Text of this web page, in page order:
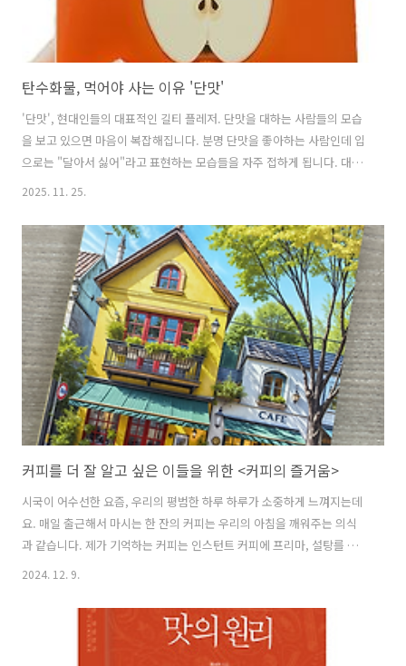
탄수화물, 먹어야 사는 이유 '단맛'
'단맛', 현대인들의 대표적인 길티 플레저. 단맛을 대하는 사람들의 모습
을 보고 있으면 마음이 복잡해집니다. 분명 단맛을 좋아하는 사람인데 입
으로는 "달아서 싫어"라고 표현하는 모습들을 자주 접하게 됩니다. 대체
'단맛'의 정체가 무엇이기에 좋아하면서도 싫다고 하는 존재가 되었는지
들어 내지 못하고 외부에서 유기물을 섭취하여 그것을 재료로 움직이는
데 필요한 에너지를 생산합니다. 먹지 못하면 죽기에 매우 절박한 문제입
니다. 우리가 3대 영양소라고 하는 탄수화물, 지방, 단백질 모두 에너지
원으로 사용할 수 있지만 우리 몸에서 가장 간편하게 효율적으로 에너지
를 만들어 낼 수 있는 재료는 탄수화물입니다. 탄수화물은 단당류, 이당
류, 다당류,..
2025. 11. 25.
커피를 더 잘 알고 싶은 이들을 위한 <커피의 즐거움>
시국이 어수선한 요즘, 우리의 평범한 하루 하루가 소중하게 느껴지는데
요. 매일 출근해서 마시는 한 잔의 커피는 우리의 아침을 깨워주는 의식
과 같습니다. 제가 기억하는 커피는 인스턴트 커피에 프리마, 설탕를 각
자 기호에 맞게 첨가하여 마시는 음료였습니다. 그러다가 대학을 졸업하
그러다가 2000년대를 전후하여 스타벅스가 등장하면서 대한민국의 커
피씬이 완전히 바뀝니다. 에스프레소를 베이스로 한 다양한 커피들이 대
중화 되면서 대중들의 커피 취향은 언제 그랬냐는 듯 인스턴트에서 원두
2024. 12. 9.